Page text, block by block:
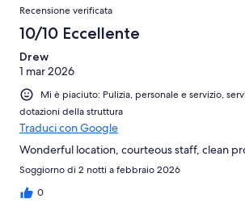
Recensione verificata
10/10 Eccellente
Drew
1 mar 2026
Mi è piaciuto: Pulizia, personale e servizio,
dotazioni della struttura
Traduci con Google
Wonderful location, courteous staff, clean
Soggiorno di 2 notti a febbraio 2026
0